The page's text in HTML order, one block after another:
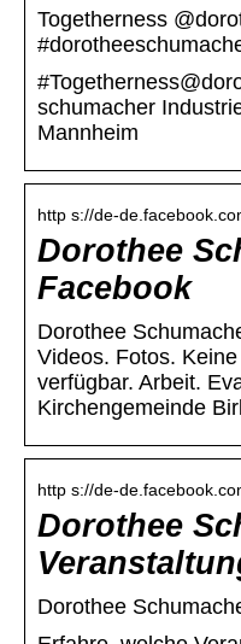
Togetherness
schumacher
Mannheim
http s://de-
Dorothee
Facebook
Dorothee
Videos. Fotos.
verfügbar. Arbeit.
Kirchengemeinde
http s://de-
Dorothee
Dorothee